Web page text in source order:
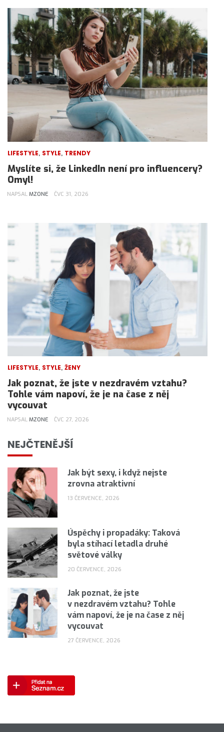
LIFESTYLE, STYLE, TRENDY
Myslíte si, že LinkedIn není pro influencery?
Omyl!
NAPSAL MZONE ČVC 31, 2026
LIFESTYLE, STYLE, ŽENY
Jak poznat, že jste v nezdravém vztahu?
Tohle vám napoví, že je na čase z něj
vycouvat
NAPSAL MZONE ČVC 27, 2026
NEJČTENĚJŠÍ
Jak být sexy, i když nejste
zrovna atraktivní
13 ČERVENCE, 2026
Úspěchy i propadáky: Taková
byla stíhací letadla druhé
světové války
20 ČERVENCE, 2026
Jak poznat, že jste
v nezdravém vztahu? Tohle
vám napoví, že je na čase z něj
vycouvat
27 ČERVENCE, 2026